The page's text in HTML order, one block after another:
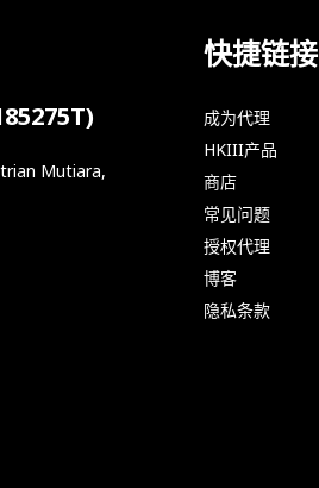
Mutiara,
快捷链接
成为代理
HKIII产品
商店
常见问题
授权代理
博客
隐私条款